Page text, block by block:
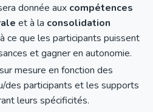
donnée aux compétences
et à la consolidation
ce que les participants puissent
et gagner en autonomie.
mesure en fonction des
des participants et les supports
leurs spécificités.